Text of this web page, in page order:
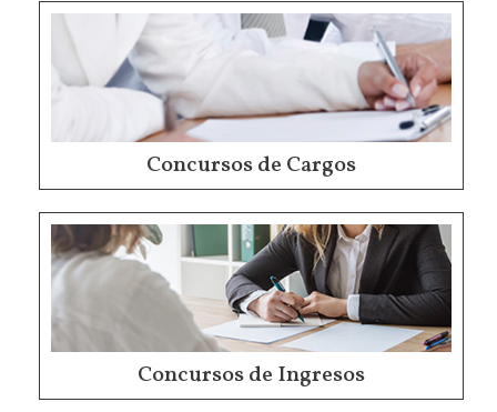
Concursos de Cargos
Concursos de Ingresos